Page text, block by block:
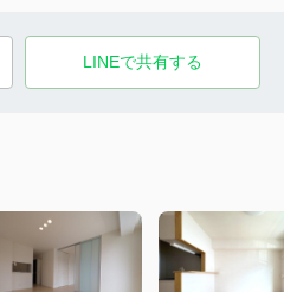
LINEで共有する